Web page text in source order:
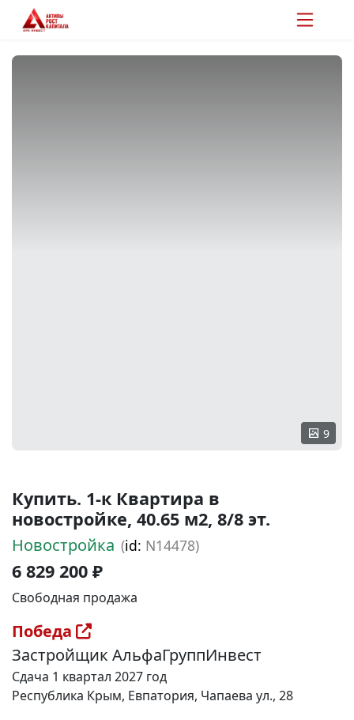
9
Купить. 1-к Квартира в
новостройке, 40.65 м2, 8/8 эт.
Новостройка (id: N14478)
6 829 200 ₽
Свободная продажа
Победа
Застройщик АльфаГруппИнвест
Сдача 1 квартал 2027 год
Республика Крым, Евпатория, Чапаева ул., 28